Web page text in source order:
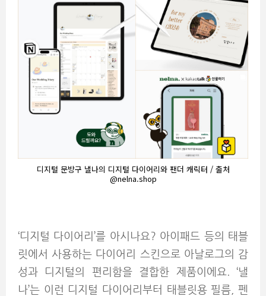
디지털 문방구 낼나의 디지털 다이어리와 팬더 캐릭터 / 출처
@nelna.shop
‘디지털 다이어리’를 아시나요? 아이패드 등의 태블
릿에서 사용하는 다이어리 스킨으로 아날로그의 감
성과 디지털의 편리함을 결합한 제품이에요. ‘낼
나’는 이런 디지털 다이어리부터 태블릿용 필름, 펜